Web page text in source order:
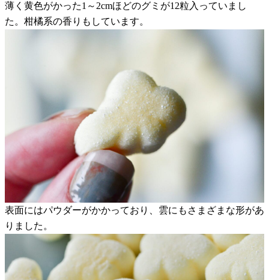
薄く黄色がかった1～2cmほどのグミが12粒入っていまし
た。柑橘系の香りもしています。
表面にはパウダーがかかっており、雲にもさまざまな形があ
りました。